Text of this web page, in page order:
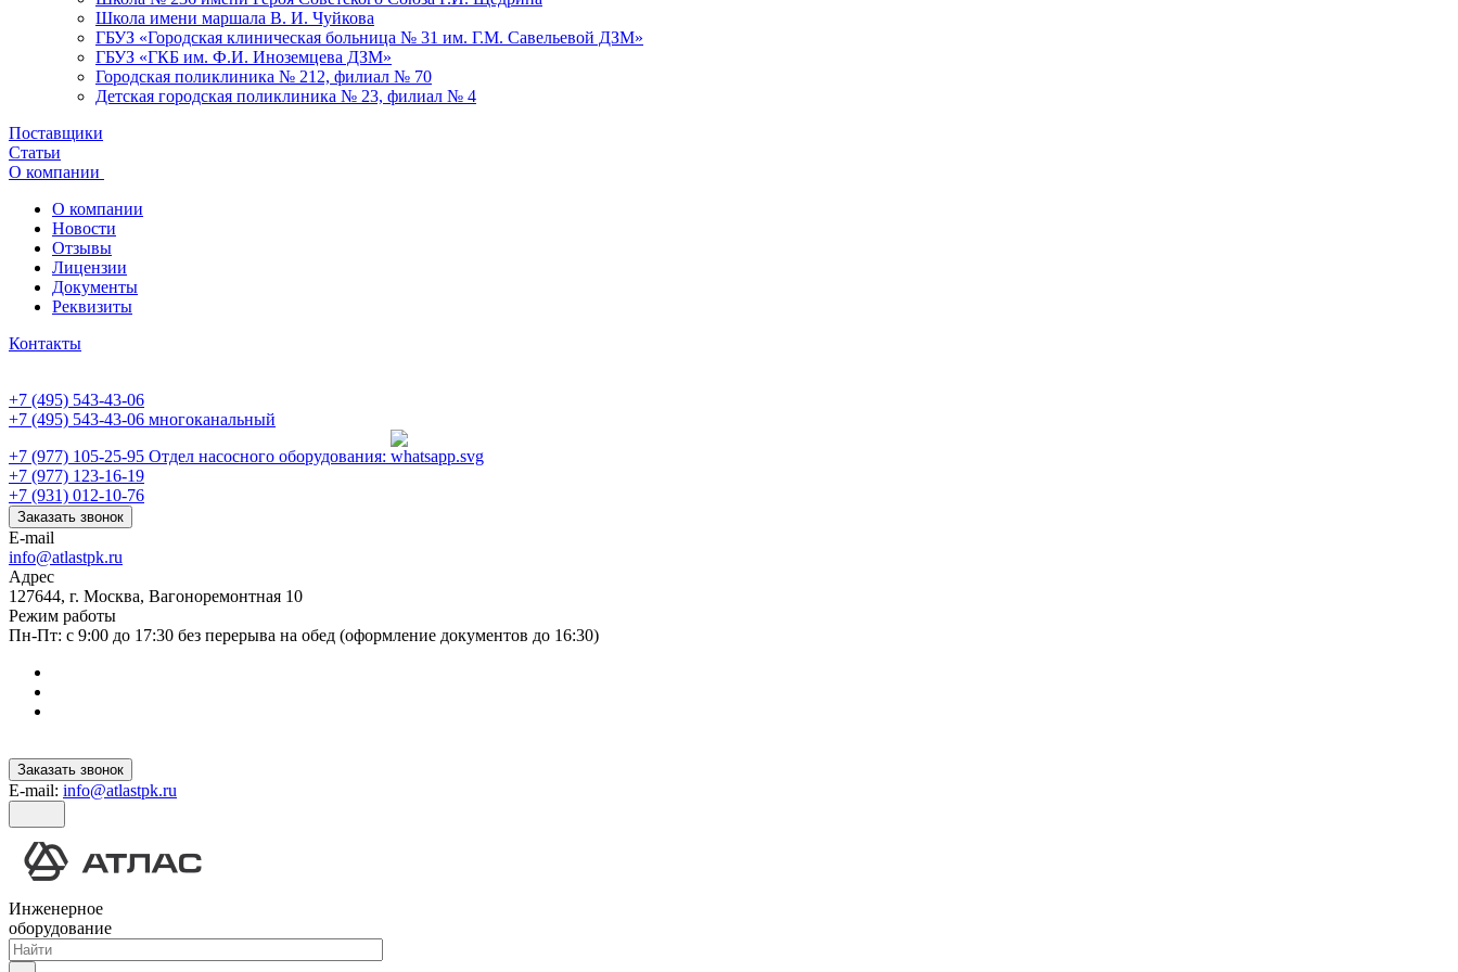
Школа имени маршала В. И. Чуйкова
ГБУЗ «Городская клиническая больница № 31 им. Г.М. Савельевой ДЗМ»
ГБУЗ «ГКБ им. Ф.И. Иноземцева ДЗМ»
Городская поликлиника № 212, филиал № 70
Детская городская поликлиника № 23, филиал № 4
Поставщики
Статьи
О компании
О компании
Новости
Отзывы
Лицензии
Документы
Реквизиты
Контакты
+7 (495) 543-43-06
+7 (495) 543-43-06 многоканальный
+7 (977) 105-25-95 Отдел насосного оборудования:
+7 (977) 123-16-19
+7 (931) 012-10-76
Заказать звонок
E-mail
info@atlastpk.ru
Адрес
127644, г. Москва, Вагоноремонтная 10
Режим работы
Пн-Пт: с 9:00 до 17:30 без перерыва на обед (оформление документов до 16:30)
Заказать звонок
E-mail: info@atlastpk.ru
Инженерное
оборудование